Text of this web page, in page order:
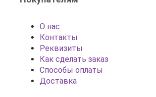
О нас
Контакты
Реквизиты
Как сделать заказ
Способы оплаты
Доставка